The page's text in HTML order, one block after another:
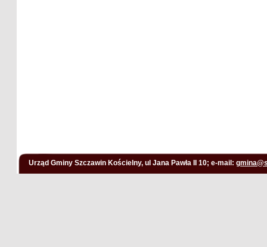
Urząd Gminy Szczawin Kościelny, ul Jana Pawła II 10; e-mail: